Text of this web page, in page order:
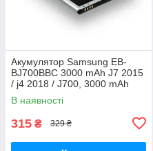
Акумулятор Samsung EB-
BJ700BBC 3000 mAh J7 2015
/ j4 2018 / J700, 3000 mAh
Original PRC
В наявності
315 ₴ 329 ₴